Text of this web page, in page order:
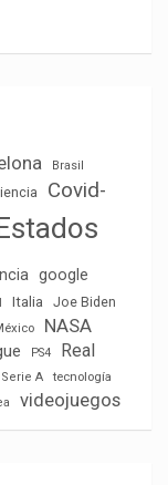
Brasil
Covid-
google
Italia Joe Biden
NASA
PS4
Real
Serie A
tecnología
videojuegos